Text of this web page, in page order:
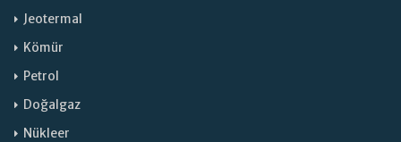
Jeotermal
Kömür
Petrol
Doğalgaz
Nükleer